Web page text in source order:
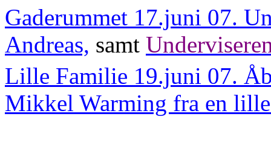
Gaderummet 17.juni 07.
Andreas, samt
Lille Familie 19.juni 07.
Mikkel Warming fra en